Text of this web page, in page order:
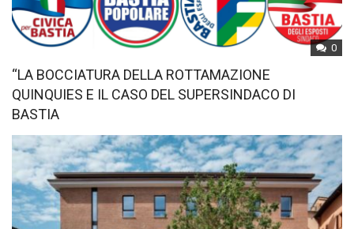
0
“LA BOCCIATURA DELLA ROTTAMAZIONE
QUINQUIES E IL CASO DEL SUPERSINDACO DI
BASTIA